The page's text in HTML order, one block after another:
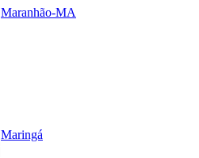
Maranhão-MA
Maringá